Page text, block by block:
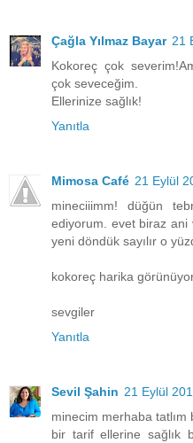
Çağla Yılmaz Bayar 21
Kokoreç çok
çok seveceğim.
Ellerinize sağlık!
Yanıtla
Mimosa Café 21 Eylül
mineciiimm! düğün
ediyorum. evet biraz ani
yeni döndük sayılır o
kokoreç harika
sevgiler
Yanıtla
Sevil Şahin 21 Eylül
minecim merhaba
bir tarif ellerine sağlık